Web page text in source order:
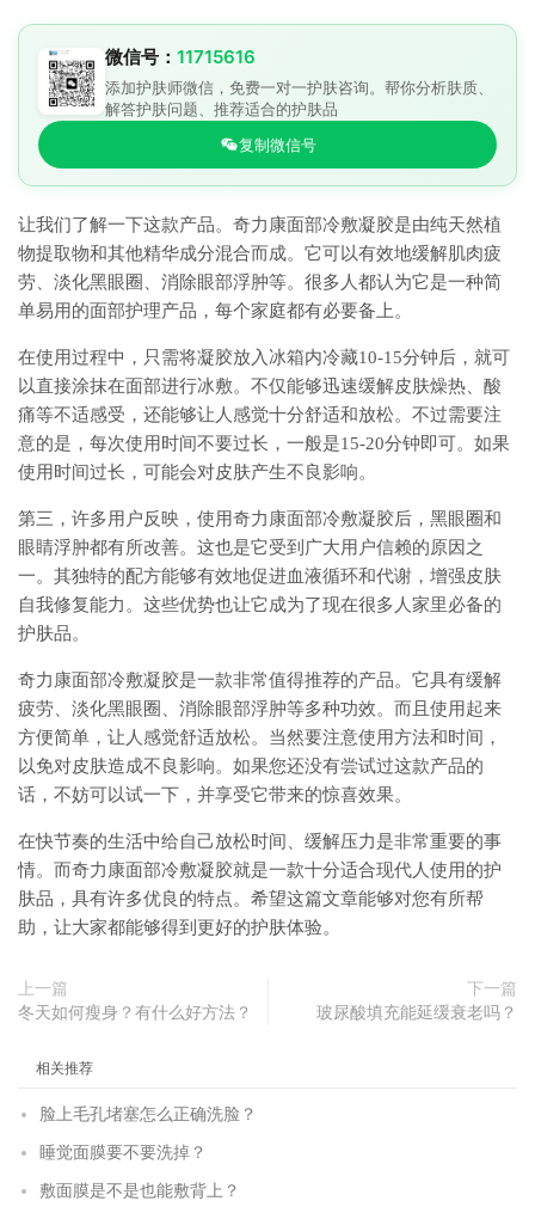
微信号： 11715616
添加护肤师微信，免费一对一护肤咨询。帮你分析肤质、
解答护肤问题、推荐适合的护肤品
复制微信号
让我们了解一下这款产品。奇力康面部冷敷凝胶是由纯天然植
物提取物和其他精华成分混合而成。它可以有效地缓解肌肉疲
劳、淡化黑眼圈、消除眼部浮肿等。很多人都认为它是一种简
单易用的面部护理产品，每个家庭都有必要备上。
在使用过程中，只需将凝胶放入冰箱内冷藏10-15分钟后，就可
以直接涂抹在面部进行冰敷。不仅能够迅速缓解皮肤燥热、酸
痛等不适感受，还能够让人感觉十分舒适和放松。不过需要注
意的是，每次使用时间不要过长，一般是15-20分钟即可。如果
使用时间过长，可能会对皮肤产生不良影响。
第三，许多用户反映，使用奇力康面部冷敷凝胶后，黑眼圈和
眼睛浮肿都有所改善。这也是它受到广大用户信赖的原因之
一。其独特的配方能够有效地促进血液循环和代谢，增强皮肤
自我修复能力。这些优势也让它成为了现在很多人家里必备的
护肤品。
奇力康面部冷敷凝胶是一款非常值得推荐的产品。它具有缓解
疲劳、淡化黑眼圈、消除眼部浮肿等多种功效。而且使用起来
方便简单，让人感觉舒适放松。当然要注意使用方法和时间，
以免对皮肤造成不良影响。如果您还没有尝试过这款产品的
话，不妨可以试一下，并享受它带来的惊喜效果。
在快节奏的生活中给自己放松时间、缓解压力是非常重要的事
情。而奇力康面部冷敷凝胶就是一款十分适合现代人使用的护
肤品，具有许多优良的特点。希望这篇文章能够对您有所帮
助，让大家都能够得到更好的护肤体验。
上一篇
冬天如何瘦身？有什么好方法？
下一篇
玻尿酸填充能延缓衰老吗？
相关推荐
脸上毛孔堵塞怎么正确洗脸？
睡觉面膜要不要洗掉？
敷面膜是不是也能敷背上？